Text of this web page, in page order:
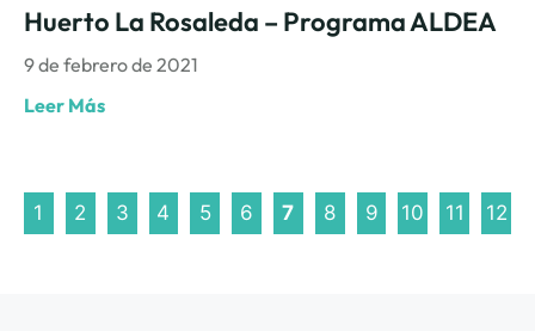
Huerto La Rosaleda – Programa ALDEA
9 de febrero de 2021
Leer Más
1 2 3 4 5 6 7 8 9 10 11 12